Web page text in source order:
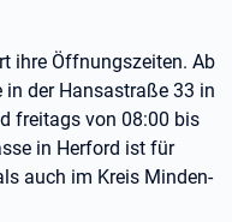
ihre Öffnungszeiten. Ab
der Hansastraße 33 in
freitags von 08:00 bis
in Herford ist für
auch im Kreis Minden-